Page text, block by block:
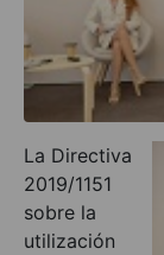
La Directiva
2019/1151
sobre la
utilización